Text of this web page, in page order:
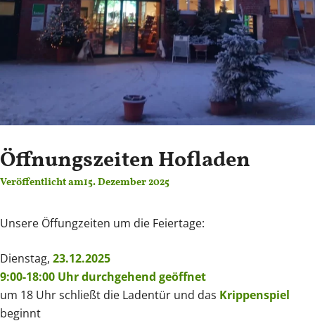
Öffnungszeiten Hofladen
Veröffentlicht am15. Dezember 2025
Unsere Öffungzeiten um die Feiertage:
Dienstag, 23.12.2025
9:00-18:00 Uhr durchgehend geöffnet
um 18 Uhr schließt die Ladentür und das Krippenspiel
beginnt